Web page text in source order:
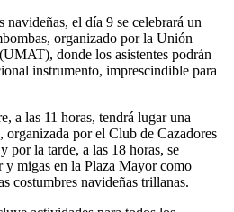
navideñas, el día 9 se celebrará un
organizado por la Unión
donde los asistentes podrán
instrumento, imprescindible para
a las 11 horas, tendrá lugar una
por el Club de Cazadores
por la tarde, a las 18 horas, se
y migas en la Plaza Mayor como
costumbres navideñas trillanas.